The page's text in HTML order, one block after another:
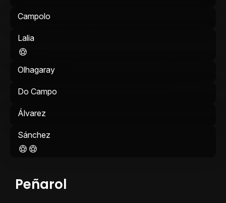
Peñarol
Campolo
Lalia
Olhagaray
Do Campo
Álvarez
Sánchez